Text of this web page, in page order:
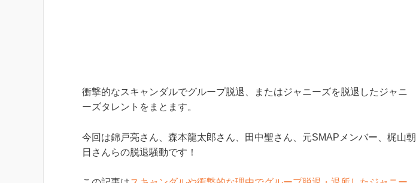
衝撃的なスキャンダルでグループ脱退、またはジャニーズを脱退したジャニ
ーズタレントをまとます。
今回は錦戸亮さん、森本龍太郎さん、田中聖さん、元SMAPメンバー、梶山朝
日さんらの脱退騒動です！